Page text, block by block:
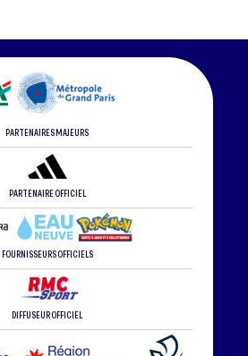
PARTENAIRES MAJEURS
PARTENAIRE OFFICIEL
FOURNISSEURS OFFICIELS
DIFFUSEUR OFFICIEL